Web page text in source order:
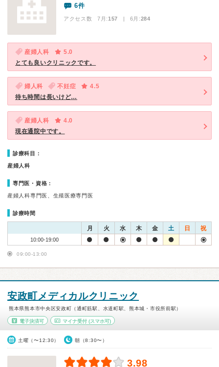
6件
アクセス数 7月:157 | 6月:284
産婦人科
5.0
とても良いクリニックです。
婦人科 不妊症
4.5
待ち時間は長いけど…
産婦人科
4.0
現在通院中です。
診療科目：
産婦人科
専門医・資格：
産婦人科専門医、生殖医療専門医
診療時間
月 火 水 木 金 土 日 祝
10:00-19:00
09:00-13:00
安政町メディカルクリニック
熊本県熊本市中央区安政町（通町筋駅、水道町駅、熊本城・市役所前駅）
電子決済可 マイナ受付(スマホ可)
土曜（〜12:30） 朝（8:30〜）
3.98